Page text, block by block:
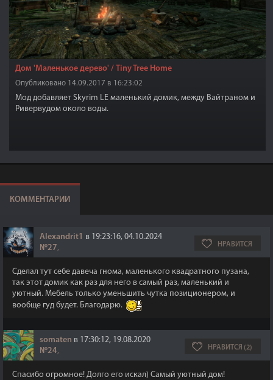
Дом 'Маленькое дерево' / Tiny Tree Home
Опубликовано 14.09.2017 в 16:23:02
Мод добавляет Skyrim LE маленький домик, между Вайтраном и
Ривервудом около воды.
КОММЕНТАРИИ
Alexandrit1 в 19:23:16, 04.10.2024
№27, НРАВИТСЯ
Сделал тут себе давеча гнома, маленького квадратного пузана,
так этот домик как раз для него в самый раз, маленький и
уютный. Мебель только уменьшить чутка позиционером, и
вообще гуд будет. Благодарю.
somaten в 17:30:12, 19.08.2020
№24, НРАВИТСЯ (2)
Спасибо огромное! Долго его искал) Самый уютный дом!